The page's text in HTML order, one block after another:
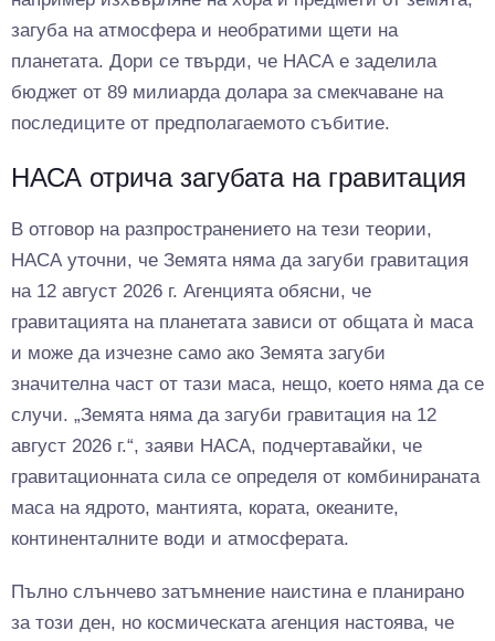
загуба на атмосфера и необратими щети на
планетата. Дори се твърди, че НАСА е заделила
бюджет от 89 милиарда долара за смекчаване на
последиците от предполагаемото събитие.
НАСА отрича загубата на гравитация
В отговор на разпространението на тези теории,
НАСА уточни, че Земята няма да загуби гравитация
на 12 август 2026 г. Агенцията обясни, че
гравитацията на планетата зависи от общата ѝ маса
и може да изчезне само ако Земята загуби
значителна част от тази маса, нещо, което няма да се
случи. „Земята няма да загуби гравитация на 12
август 2026 г.“, заяви НАСА, подчертавайки, че
гравитационната сила се определя от комбинираната
маса на ядрото, мантията, кората, океаните,
континенталните води и атмосферата.
Пълно слънчево затъмнение наистина е планирано
за този ден, но космическата агенция настоява, че